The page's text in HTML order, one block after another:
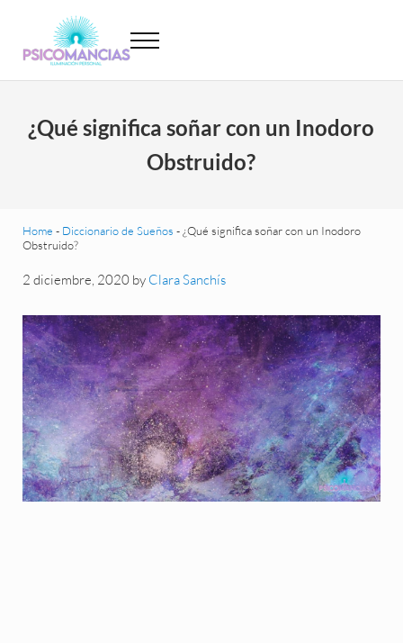
Psicomancias
Menu
¿Qué significa soñar con un Inodoro
Obstruido?
Home - Diccionario de Sueños -¿Qué significa soñar con un Inodoro
Obstruido?
2 diciembre, 2020 by Clara Sanchís